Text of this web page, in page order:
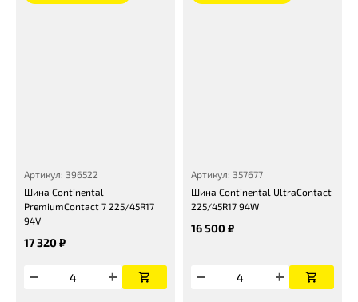
Артикул: 396522
Шина Continental
PremiumContact 7 225/45R17
94V
17 320 ₽
Артикул: 357677
Шина Continental UltraContact
225/45R17 94W
16 500 ₽